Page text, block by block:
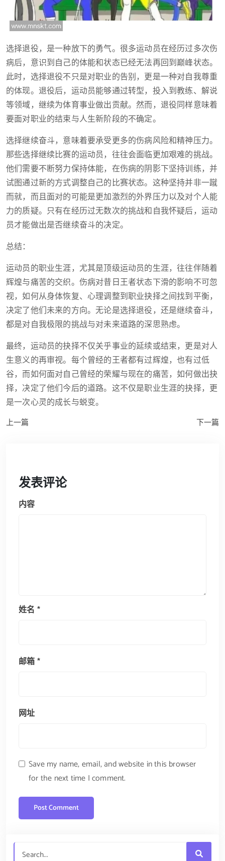
选择退役，是一种放下的勇气。很多运动员在经历过多次伤
病后，意识到自己的体能和状态已经无法再回到巅峰状态。
此时，选择退役不只是对职业的告别，更是一种对自我尊重
的体现。退役后，运动员能够通过转型，投入到教练、解说
等领域，继续为体育事业做出贡献。然而，退役同样意味着
要面对职业的结束与人生新阶段的不确定。
选择继续奋斗，意味着要承受更多的伤病风险和精神压力。
那些选择继续比赛的运动员，往往会面临更加艰难的挑战。
他们需要不断努力保持体能，在伤病的阴影下坚持训练，并
试图通过新的方式调整自己的比赛状态。这种坚持并非一蹴
而就，而且面对的可能是更加激烈的外界压力以及对个人能
力的质疑。只有在经历过无数次的挑战和自我怀疑后，运动
员才能做出是否继续奋斗的决定。
总结：
运动员的职业生涯，尤其是顶级运动员的生涯，往往伴随着
辉煌与痛苦的交织。伤病对昔日王者状态下滑的影响不可忽
视，如何从身体恢复、心理调整到职业抉择之间找到平衡，
决定了他们未来的方向。无论是选择退役，还是继续奋斗，
都是对自我极限的挑战与对未来道路的深思熟虑。
最终，运动员的抉择不仅关乎事业的延续或结束，更是对人
生意义的再审视。每个曾经的王者都有过辉煌，也有过低
谷，而如何面对自己曾经的荣耀与现在的痛苦，如何做出抉
择，决定了他们今后的道路。这不仅是职业生涯的抉择，更
是一次心灵的成长与蜕变。
上一篇 下一篇
发表评论
内容
姓名 *
邮箱*
网址
Save my name, email, and website in this browser
for the next time I comment.